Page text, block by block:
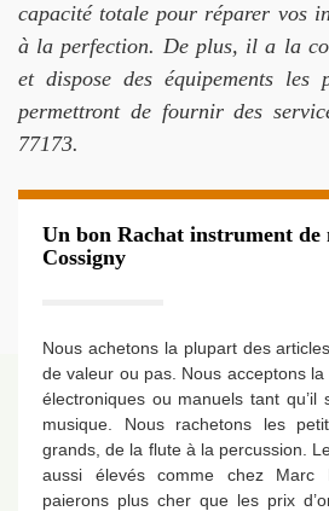
capacité totale pour réparer vos
à la perfection. De plus, il a la
et dispose des équipements
permettront de fournir des
77173.
Un bon Rachat instrument de
Cossigny
Nous achetons la plupart des
de valeur ou pas. Nous acceptons
électroniques ou manuels tant qu’il
musique. Nous rachetons les
grands, de la flute à la percussion.
aussi élevés comme chez Marc
paierons plus cher que les prix